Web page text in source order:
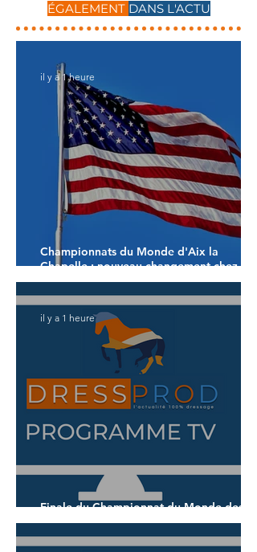
ÉGALEMENT DANS L'ACTU
Championnats du Monde d'Aix la
Chapelle : nouveau changement chez les
américains
il y a 1 heure
Finale du Championnat du Monde des 5
ans
il y a 1 heure